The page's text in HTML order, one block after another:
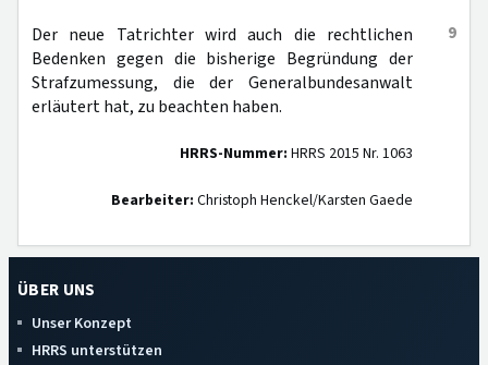
9
Der neue Tatrichter wird auch die rechtlichen
Bedenken gegen die bisherige Begründung der
Strafzumessung, die der Generalbundesanwalt
erläutert hat, zu beachten haben.
HRRS-Nummer: HRRS 2015 Nr. 1063
Bearbeiter: Christoph Henckel/Karsten Gaede
ÜBER UNS
Unser Konzept
HRRS unterstützen